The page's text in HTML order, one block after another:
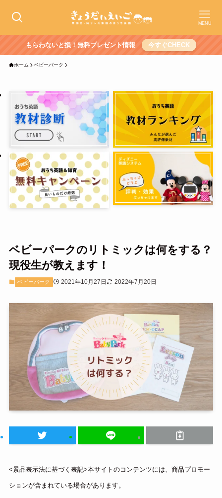
MENU
もらわないと損！無料プレゼント情報 今すぐCHECK
ホーム ベビーパーク
ベビーパークのリトミックは何をする？
現役生が教えます！
ベビーパーク 2021年10月27日 2022年7月20日
<景品表示法に基づく表記>本サイトのコンテンツには、商品プロモー
ションが含まれている場合があります。